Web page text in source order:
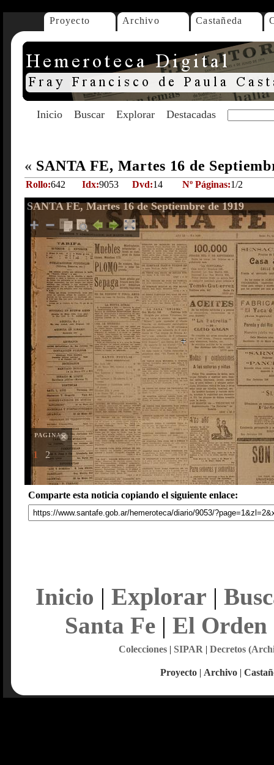
Proyecto Archivo Castañeda
Inicio Buscar Explorar Destacadas
« SANTA FE, Martes 16 de
Rollo:642 Idx:9053 Dvd:14 Nº Páginas:1/2
SANTA FE, Martes 16 de Septiembre de 1919
PAGINAS
1 2
Comparte esta noticia copiando el siguiente enlace:
Inicio | Explorar |
Santa Fe| El Orden
Colecciones| SIPAR | Decretos
Proyecto | Archivo |